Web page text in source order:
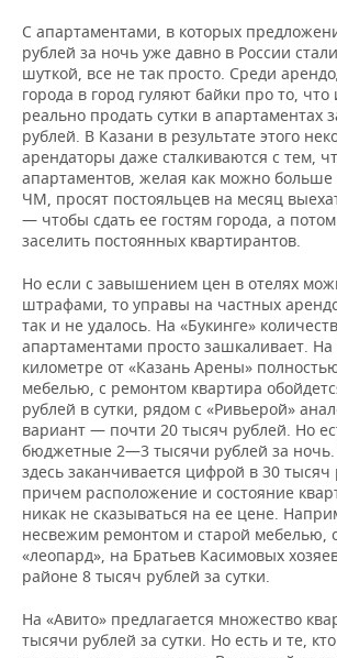
С апартаментами, в которых
рублей за ночь уже давно в России
шуткой, все не так просто. Среди
города в город гуляют байки про то,
реально продать сутки в апартаментах
рублей. В Казани в результате этого
арендаторы даже сталкиваются с тем,
апартаментов, желая как можно больше
ЧМ, просят постояльцев на месяц
— чтобы сдать ее гостям города, а
заселить постоянных квартирантов.
Но если с завышением цен в отелях
штрафами, то управы на частных
так и не удалось. На «Букинге»
апартаментами просто зашкаливает.
километре от «Казань Арены»
мебелью, с ремонтом квартира
рублей в сутки, рядом с «Ривьерой»
вариант — почти 20 тысяч рублей. Но
бюджетные 2—3 тысячи рублей за ночь.
здесь заканчивается цифрой в 30 тысяч
причем расположение и состояние
никак не сказываться на ее цене.
несвежим ремонтом и старой мебелью,
«леопард», на Братьев Касимовых
районе 8 тысяч рублей за сутки.
На «Авито» предлагается множество
тысячи рублей за сутки. Но есть и те,